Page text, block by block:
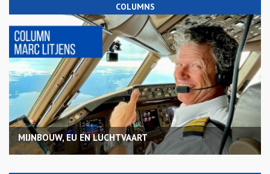
COLUMNS
MIJNBOUW, EU EN LUCHTVAART